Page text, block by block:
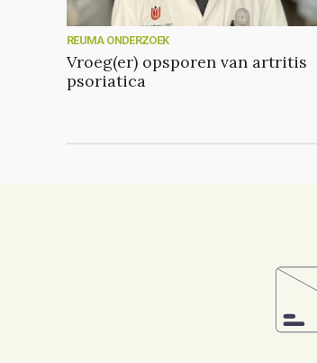
REUMA ONDERZOEK
Vroeg(er) opsporen van artritis
psoriatica